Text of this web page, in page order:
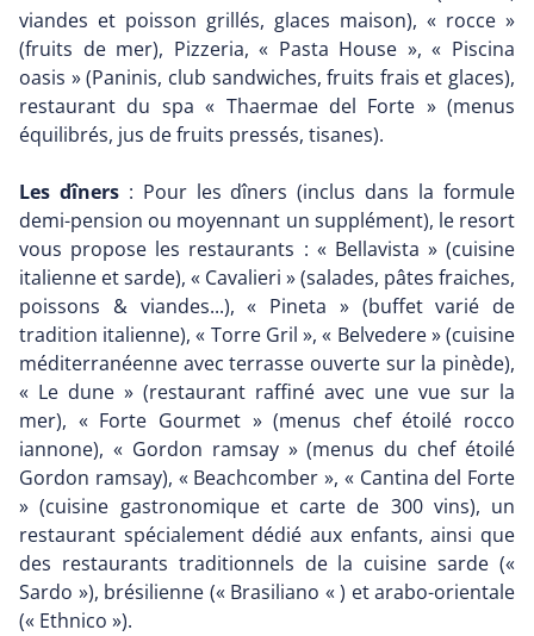
viandes et poisson grillés, glaces maison), « rocce »
(fruits de mer), Pizzeria, « Pasta House », « Piscina
oasis » (Paninis, club sandwiches, fruits frais et glaces),
restaurant du spa « Thaermae del Forte » (menus
équilibrés, jus de fruits pressés, tisanes).
Les dîners: Pour les dîners (inclus dans la formule
demi-pension ou moyennant un supplément), le resort
vous propose les restaurants : « Bellavista » (cuisine
italienne et sarde), « Cavalieri » (salades, pâtes fraiches,
poissons & viandes...), « Pineta » (buffet varié de
tradition italienne), « Torre Gril », « Belvedere » (cuisine
méditerranéenne avec terrasse ouverte sur la pinède),
« Le dune » (restaurant raffiné avec une vue sur la
mer), « Forte Gourmet » (menus chef étoilé rocco
iannone), « Gordon ramsay » (menus du chef étoilé
Gordon ramsay), « Beachcomber », « Cantina del Forte
» (cuisine gastronomique et carte de 300 vins), un
restaurant spécialement dédié aux enfants, ainsi que
des restaurants traditionnels de la cuisine sarde («
Sardo »), brésilienne (« Brasiliano « ) et arabo-orientale
(« Ethnico »).